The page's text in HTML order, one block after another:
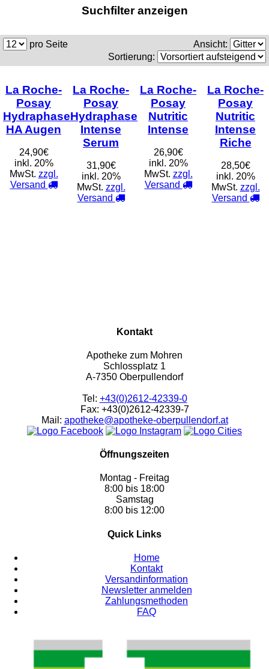
Suchfilter anzeigen
pro Seite
Ansicht:
Sortierung:
La Roche-
Posay
Hydraphase
HA Augen
24,90€
inkl. 20%
MwSt. zzgl.
Versand
La Roche-
Posay
Hydraphase
Intense
Serum
31,90€
inkl. 20%
MwSt. zzgl.
Versand
La Roche-
Posay
Nutritic
Intense
26,90€
inkl. 20%
MwSt. zzgl.
Versand
La Roche-
Posay
Nutritic
Intense
Riche
28,50€
inkl. 20%
MwSt. zzgl.
Versand
Kontakt
Apotheke zum Mohren
Schlossplatz 1
A-7350 Oberpullendorf
Tel: +43(0)2612-42339-0
Fax: +43(0)2612-42339-7
Mail: apotheke@apotheke-oberpullendorf.at
Öffnungszeiten
Montag - Freitag
8:00 bis 18:00
Samstag
8:00 bis 12:00
Quick Links
Home
Kontakt
Versandinformation
Newsletter anmelden
Zahlungsmethoden
FAQ